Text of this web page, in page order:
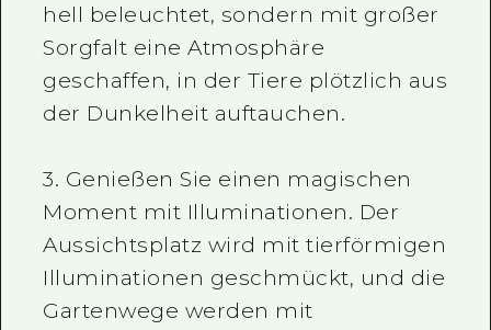
hell beleuchtet, sondern mit großer
Sorgfalt eine Atmosphäre
geschaffen, in der Tiere plötzlich aus
der Dunkelheit auftauchen.
3. Genießen Sie einen magischen
Moment mit Illuminationen. Der
Aussichtsplatz wird mit tierförmigen
Illuminationen geschmückt, und die
Gartenwege werden mit